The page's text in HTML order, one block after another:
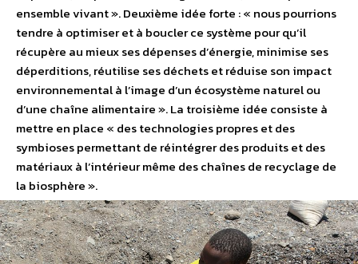
ensemble vivant ». Deuxième idée forte : « nous pourrions
tendre à optimiser et à boucler ce système pour qu’il
récupère au mieux ses dépenses d’énergie, minimise ses
déperditions, réutilise ses déchets et réduise son impact
environnemental à l’image d’un écosystème naturel ou
d’une chaîne alimentaire ». La troisième idée consiste à
mettre en place « des technologies propres et des
symbioses permettant de réintégrer des produits et des
matériaux à l’intérieur même des chaînes de recyclage de
la biosphère ».